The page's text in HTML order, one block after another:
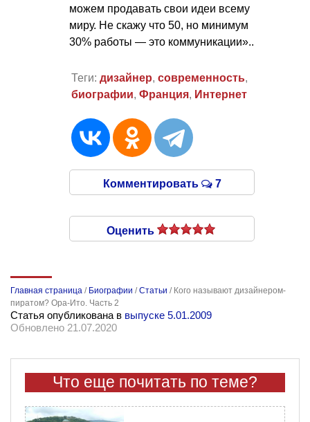
можем продавать свои идеи всему
миру. Не скажу что 50, но минимум
30% работы — это коммуникации»..
Теги: дизайнер, современность,
биографии, Франция, Интернет
Комментировать 7
Оценить
Главная страница / Биографии /Статьи / Кого называют дизайнером-
пиратом? Ора-Ито. Часть 2
Статья опубликована в выпуске 5.01.2009
Обновлено 21.07.2020
Что еще почитать по теме?